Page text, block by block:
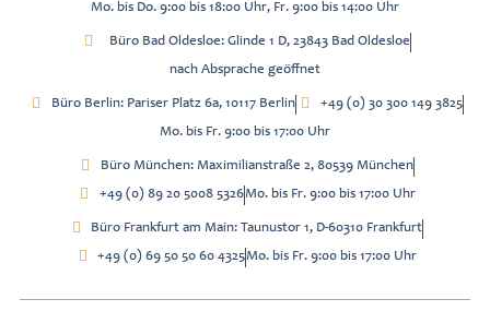
Mo. bis Do. 9:00 bis 18:00 Uhr, Fr. 9:00 bis 14:00 Uhr
Büro Bad Oldesloe: Glinde 1 D, 23843 Bad Oldesloe
nach Absprache geöffnet
Büro Berlin: Pariser Platz 6a, 10117 Berlin
+49 (0) 30 300 149 3825
Mo. bis Fr. 9:00 bis 17:00 Uhr
Büro München: Maximilianstraße 2, 80539 München
+49 (0) 89 20 5008 5326Mo. bis Fr. 9:00 bis 17:00 Uhr
Büro Frankfurt am Main: Taunustor 1, D-60310 Frankfurt
+49 (0) 69 50 50 60 4325Mo. bis Fr. 9:00 bis 17:00 Uhr